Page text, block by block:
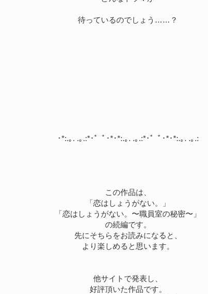
待っているのでしょう……？
･*:.｡. .｡.:*･゜ﾟ･*･*:.｡. .｡.:*･゜ﾟ･*･*:.｡. .｡.:
この作品は、
「恋はしょうがない。」
「恋はしょうがない。〜職員室の秘密〜」
の続編です。
先にそちらをお読みになると、
より楽しめると思います。
他サイトで発表し、
好評頂いた作品です。